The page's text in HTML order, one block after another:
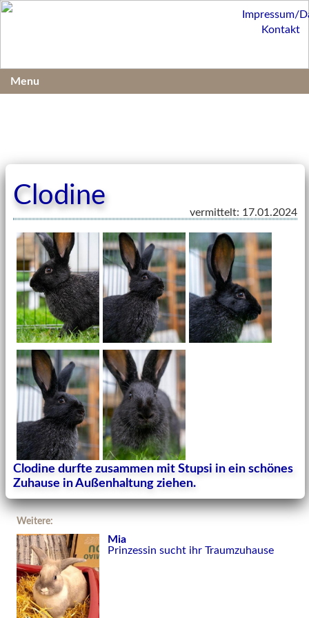
Clodine
vermittelt: 17.01.2024
Clodine durfte zusammen mit Stupsi in ein schönes
Zuhause in Außenhaltung ziehen.
Weitere:
Mia
Prinzessin sucht ihr Traumzuhause
Impressum/
Kontakt
Menu